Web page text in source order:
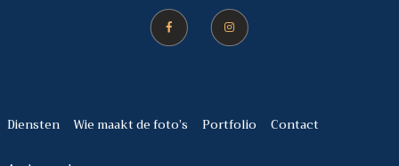
Diensten Wie maakt de foto’s Portfolio Contact